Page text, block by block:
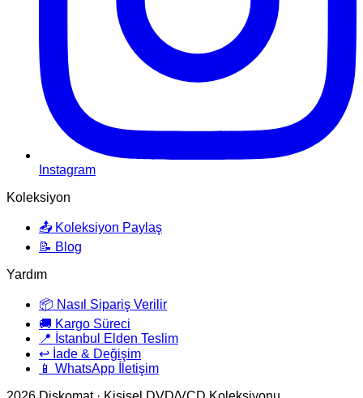
Instagram
Koleksiyon
📤 Koleksiyon Paylaş
📝 Blog
Yardım
📦 Nasıl Sipariş Verilir
🚚 Kargo Süreci
📍 İstanbul Elden Teslim
↩️ İade & Değişim
📱 WhatsApp İletişim